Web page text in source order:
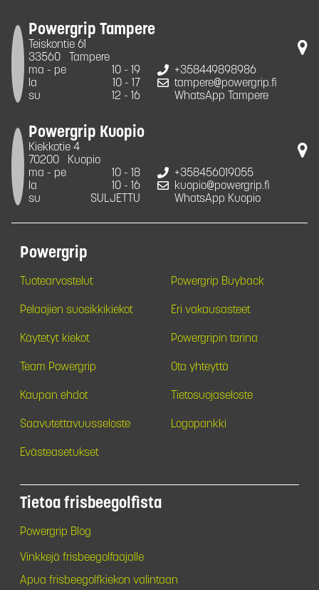
Powergrip Tampere
Teiskontie 61
33560
Tampere
ma - pe
10 - 19
la
10 - 17
su
12 - 16
+358449898986
tampere@powergrip.fi
WhatsApp Tampere
Powergrip Kuopio
Kiekkotie 4
70200
Kuopio
ma - pe
10 - 18
la
10 - 16
su
SULJETTU
+358456019055
kuopio@powergrip.fi
WhatsApp Kuopio
Powergrip
Tuotearvostelut Powergrip Buyback
Pelaajien suosikkikiekot Eri vakausasteet
Käytetyt kiekot Powergripin tarina
Team Powergrip Ota yhteyttä
Kaupan ehdot Tietosuojaseloste
Saavutettavuusseloste Logopankki
Evästeasetukset
Tietoa frisbeegolfista
Powergrip Blog
Vinkkejä frisbeegolfaajalle
Apua frisbeegolfkiekon valintaan